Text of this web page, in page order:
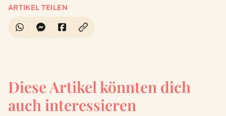
ARTIKEL TEILEN
Diese Artikel könnten dich
auch interessieren